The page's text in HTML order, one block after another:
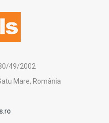
49/2002
Mare, România